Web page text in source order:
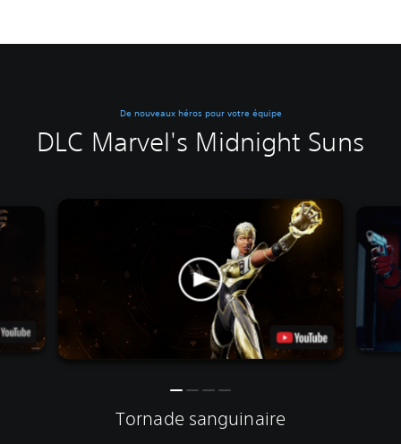
De nouveaux héros pour votre équipe
DLC Marvel's Midnight Suns
Tornade sanguinaire